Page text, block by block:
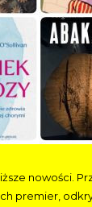
nowości.
premier,